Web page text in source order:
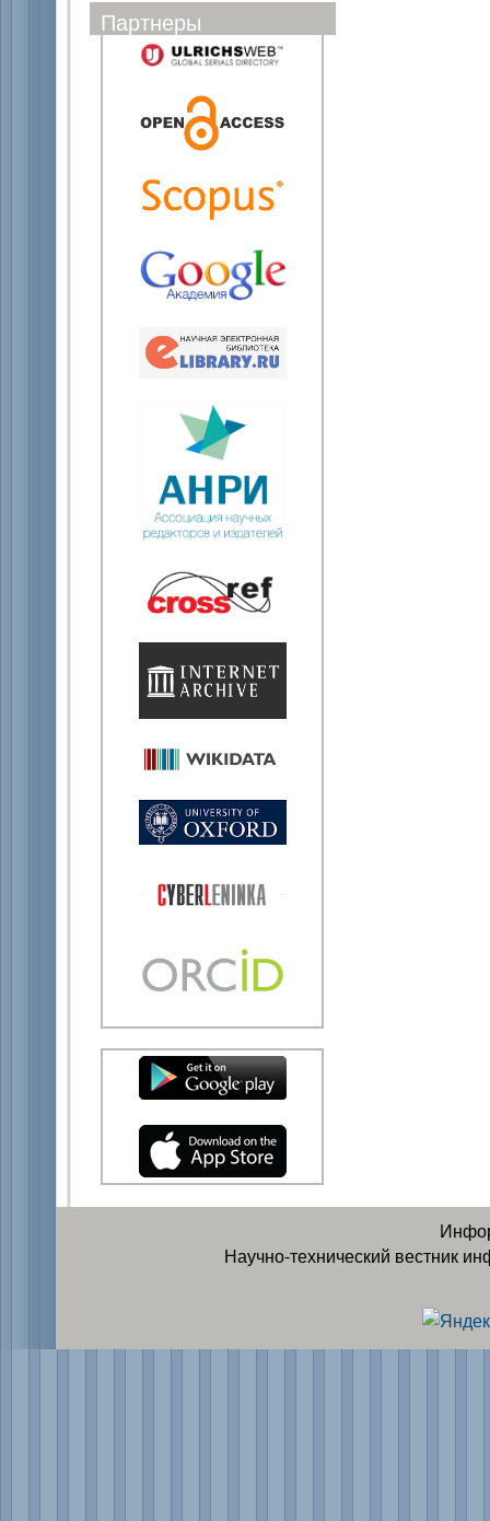
Партнеры
Научно-технический вестник